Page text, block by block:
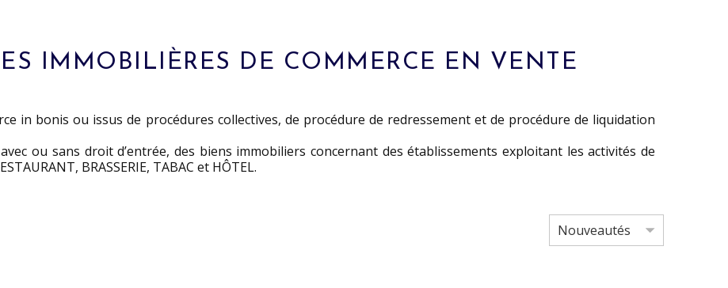
IMMOBILIÈRES DE COMMERCE EN VENTE
in bonis ou issus de procédures collectives, de procédure de redressement et de procédure de liquidation
ou sans droit d’entrée, des biens immobiliers concernant des établissements exploitant les activités de
BRASSERIE, TABAC et HÔTEL.